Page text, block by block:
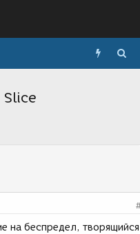
на беспредел, творящийся